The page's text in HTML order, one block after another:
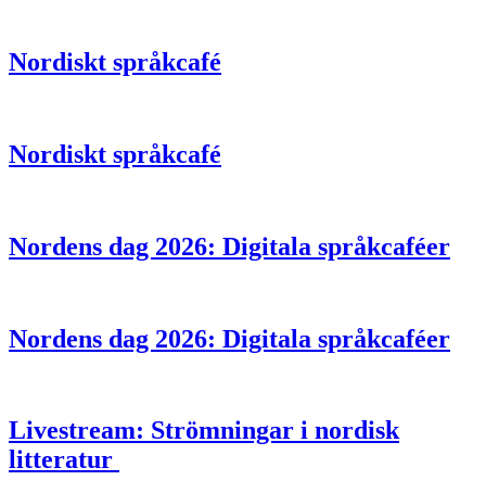
Nordiskt språkcafé
Nordiskt språkcafé
Nordens dag 2026: Digitala språkcaféer
Nordens dag 2026: Digitala språkcaféer
Livestream: Strömningar i nordisk
litteratur